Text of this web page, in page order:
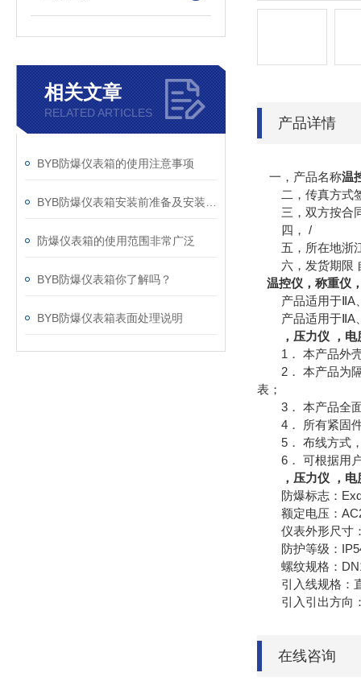
相关文章
RELATED ARTICLES
BYB防爆仪表箱的使用注意事项
防爆仪表箱的使用范围非常广泛
BYB防爆仪表箱你了解吗？
BYB防爆仪表箱表面处理说明
产品详情
一，产品名称温
二，传真方式
三，双方按合同
四， /
五，所在地浙江
六，发货期限
温控仪，称重仪
产品适用于ⅡA
产品适用于ⅡA、
，压力仪 ，
1． 本产品外壳
2． 本产品为隔
表；
3． 本产品全面
4． 所有紧固件
5． 布线方式，
6． 可根据用户
，压力仪 ，
防爆标志：
额定电压：
仪表外形尺寸
防护等级：
螺纹规格：
引入线规格：直
引入引出方向：
在线咨询